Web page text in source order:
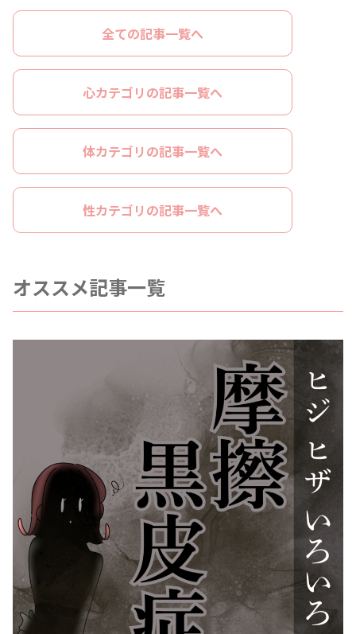
全ての記事一覧へ
心カテゴリの記事一覧へ
体カテゴリの記事一覧へ
性カテゴリの記事一覧へ
オススメ記事一覧